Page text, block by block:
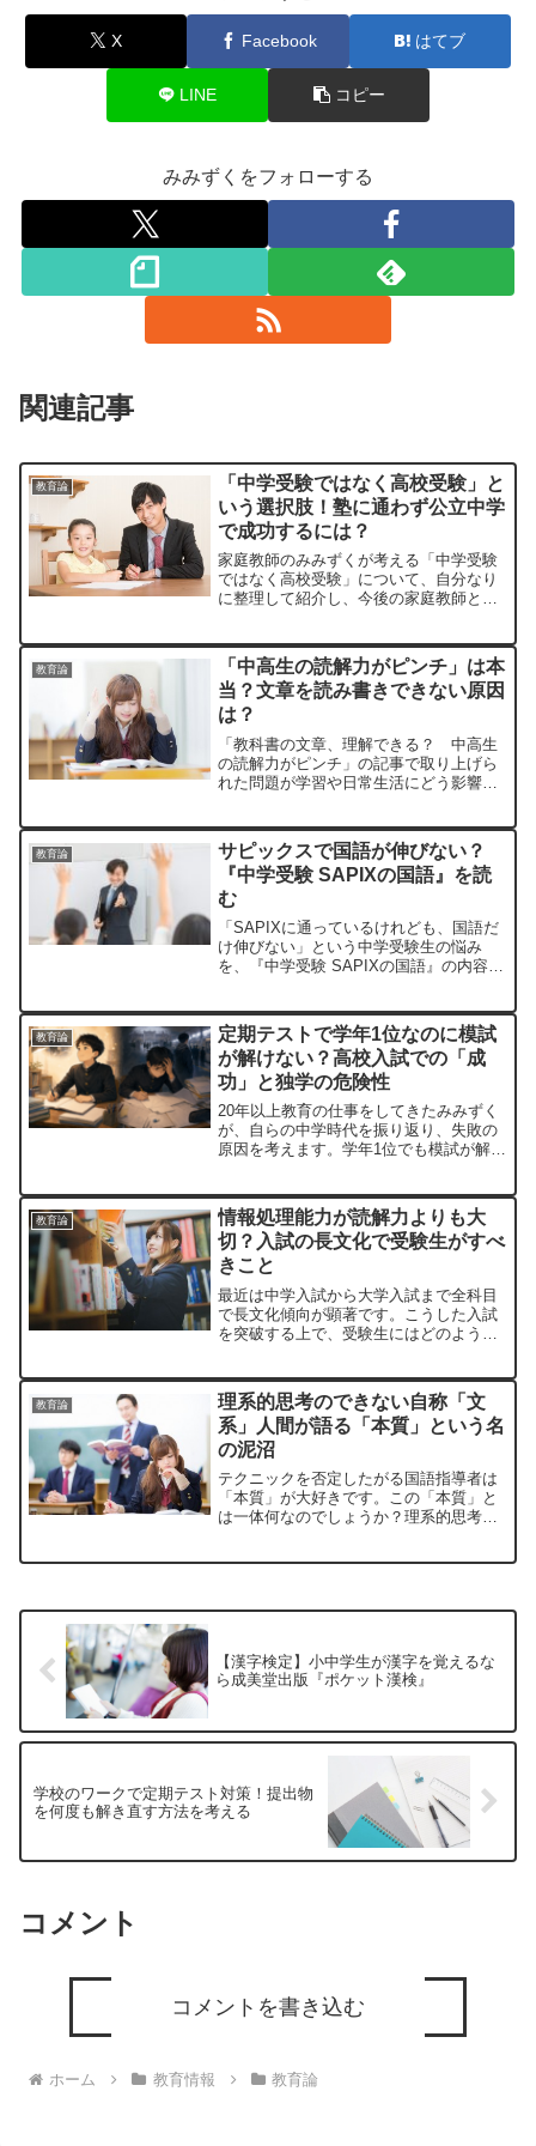
X Facebook はてブ
LINE コピー
みみずくをフォローする
関連記事
教育論
「中学受験ではなく高校受験」と
いう選択肢！塾に通わず公立中学
で成功するには？
家庭教師のみみずくが考える「中学受験
ではなく高校受験」について、自分なり
に整理して紹介し、今後の家庭教師とし
教育論
「中高生の読解力がピンチ」は本
当？文章を読み書きできない原因
は？
「教科書の文章、理解できる？ 中高生
の読解力がピンチ」の記事で取り上げら
れた問題が学習や日常生活にどう影響す
教育論
サピックスで国語が伸びない？
『中学受験 SAPIXの国語』を読
む
「SAPIXに通っているけれども、国語だ
け伸びない」という中学受験生の悩み
を、『中学受験 SAPIXの国語』の内容を
教育論
定期テストで学年1位なのに模試
が解けない？高校入試での「成
功」と独学の危険性
20年以上教育の仕事をしてきたみみずく
が、自らの中学時代を振り返り、失敗の
原因を考えます。学年1位でも模試が解け
教育論
情報処理能力が読解力よりも大
切？入試の長文化で受験生がすべ
きこと
最近は中学入試から大学入試まで全科目
で長文化傾向が顕著です。こうした入試
を突破する上で、受験生にはどのような
教育論
理系的思考のできない自称「文
系」人間が語る「本質」という名
の泥沼
テクニックを否定したがる国語指導者は
「本質」が大好きです。この「本質」と
は一体何なのでしょうか？理系的思考に
【漢字検定】小中学生が漢字を覚えるな
ら成美堂出版『ポケット漢検』
学校のワークで定期テスト対策！提出物
を何度も解き直す方法を考える
コメント
コメントを書き込む
ホーム 教育情報 教育論